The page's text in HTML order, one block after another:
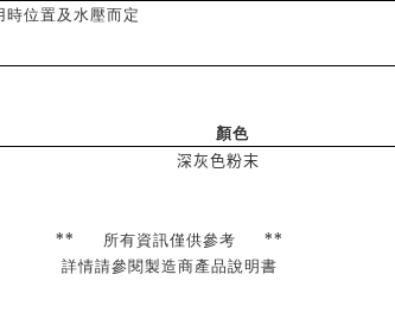
時位置及水壓而定
顏色
深灰色粉末
** 所有資訊僅供參考 **
詳情請參閱製造商產品說明書